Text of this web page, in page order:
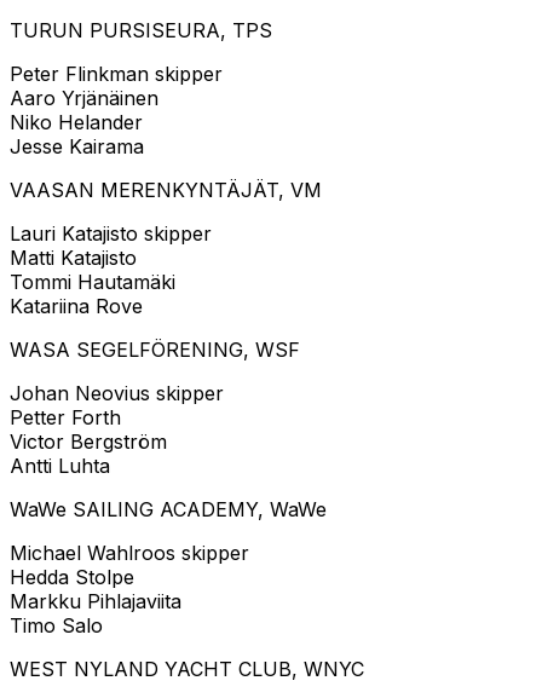
TURUN PURSISEURA, TPS
Peter Flinkman skipper
Aaro Yrjänäinen
Niko Helander
Jesse Kairama
VAASAN MERENKYNTÄJÄT, VM
Lauri Katajisto skipper
Matti Katajisto
Tommi Hautamäki
Katariina Rove
WASA SEGELFÖRENING, WSF
Johan Neovius skipper
Petter Forth
Victor Bergström
Antti Luhta
WaWe SAILING ACADEMY, WaWe
Michael Wahlroos skipper
Hedda Stolpe
Markku Pihlajaviita
Timo Salo
WEST NYLAND YACHT CLUB, WNYC